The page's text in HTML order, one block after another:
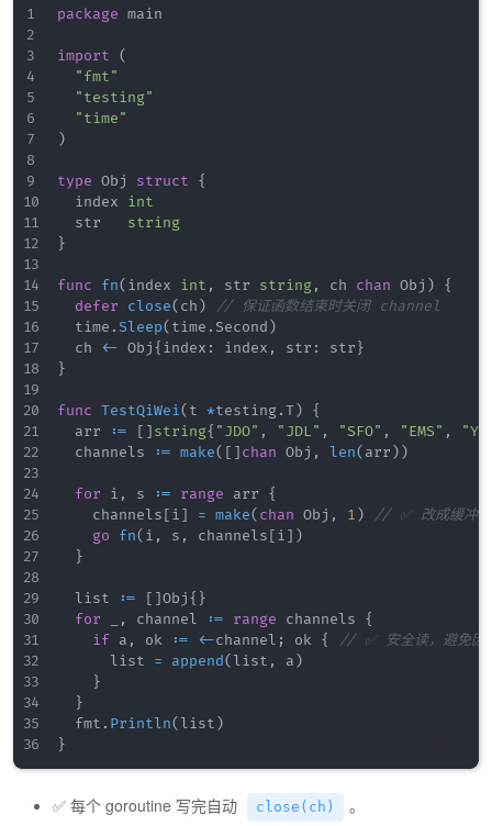
package main
import
(
"fmt"
"testing"
"time"
)
type Obj struct
{
	index
int
	str
string
}
func fn( index int , str string, ch chan Obj )
{
defer
close( ch )
// 保证函数结束时关闭 channel
	time
. Sleep( time . Second )
	ch
<- Obj{ index : index , str : str }
}
func TestQiWei( t *testing.T)
{
	arr
:= [ ] string{ "JDO" , "JDL" , "SFO" , "EMS" ,
	channels
:= make( [ ] chan Obj , len( arr ) )
for i , s := range arr {
		channels
[i] = make( chan Obj , 1 )
// ✅ 改成缓冲 1
go
fn( i , s , channels [i] )
}
	list
:= [ ]Obj{ }
for
, channel := range channels {
if a , ok := <-channel ; ok {
// ✅ 安全读，避免
			list
= append(list , a )
}
}
	fmt
. Println(list )
}
✅ 每个 goroutine 写完自动 close(ch)
。